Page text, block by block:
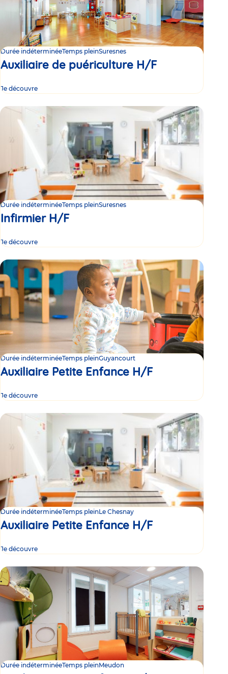
Durée indéterminéeTemps pleinSuresnes
Auxiliaire de puériculture H/F
Je découvre
Durée indéterminéeTemps pleinSuresnes
Infirmier H/F
Je découvre
Durée indéterminéeTemps pleinGuyancourt
Auxiliaire Petite Enfance H/F
Je découvre
Durée indéterminéeTemps pleinLe Chesnay
Auxiliaire Petite Enfance H/F
Je découvre
Durée indéterminéeTemps pleinMeudon